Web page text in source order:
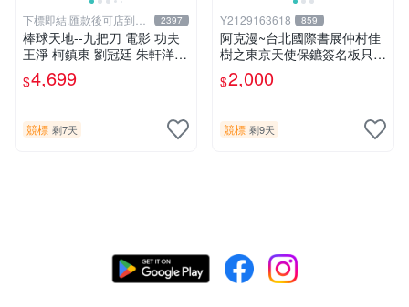
下標即結.匯款後可店到店
關於我
2397
棒球天地--九把刀 電影 功夫
王淨 柯鎮東 劉冠廷 朱軒洋
簽名照片框.45*32公分.贈品
同款已護貝海報..
$4,699
競標 剩7天
Y2129163618 859
阿克漫~台北國際書展仲村佳
樹之東京天使保鑣簽名板只有
一張
$2,000
競標 剩9天